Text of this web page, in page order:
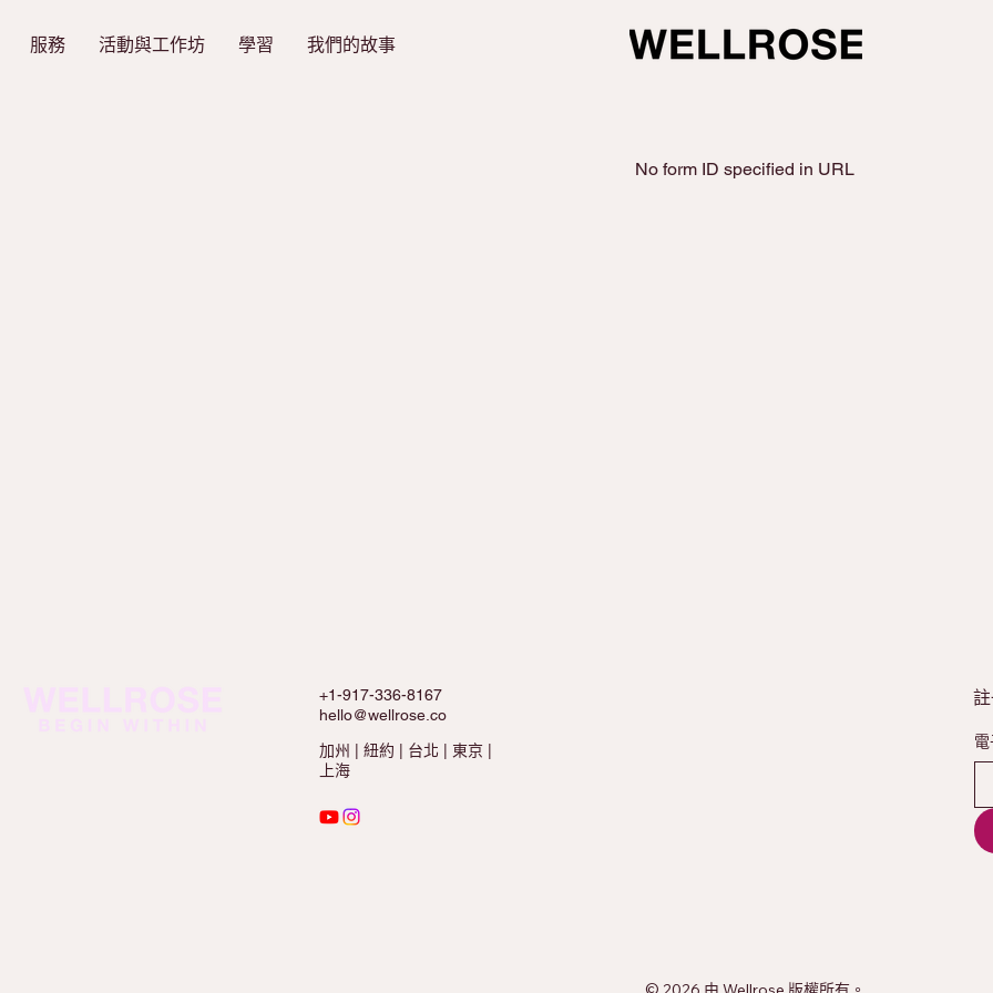
服務 活動與工作坊 學習 我們的故事
No form ID specified in URL
+1-917-336-8167
hello@wellrose.co
加州 | 紐約 | 台北 | 東京 |
上海